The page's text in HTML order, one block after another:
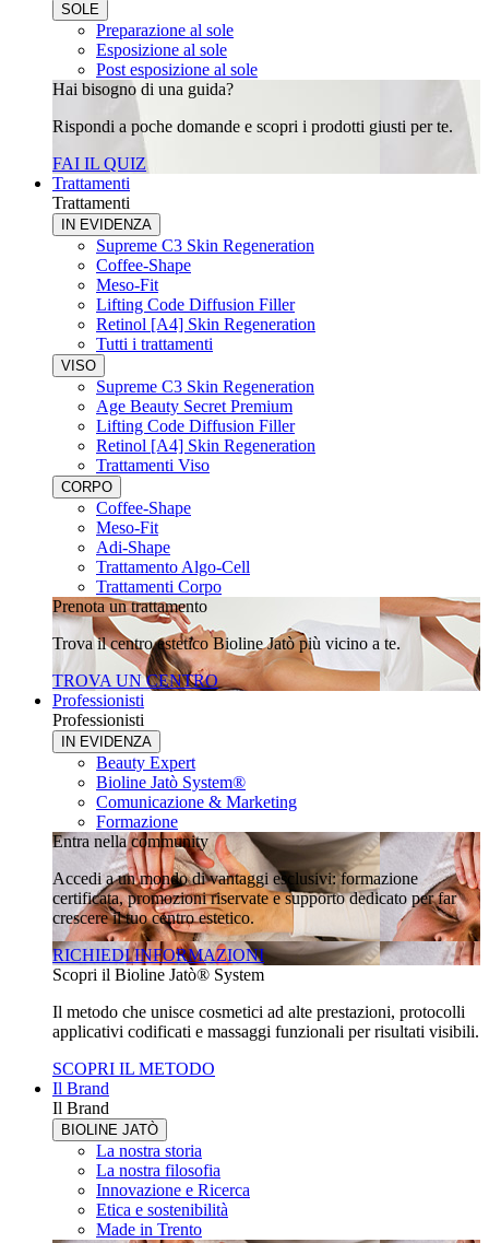
SOLE
Preparazione al sole
Esposizione al sole
Post esposizione al sole
Hai bisogno di una guida?
Rispondi a poche domande e scopri i prodotti giusti per te.
FAI IL QUIZ
Trattamenti
Trattamenti
IN EVIDENZA
Supreme C3 Skin Regeneration
Coffee-Shape
Meso-Fit
Lifting Code Diffusion Filler
Retinol [A4] Skin Regeneration
Tutti i trattamenti
VISO
Supreme C3 Skin Regeneration
Age Beauty Secret Premium
Lifting Code Diffusion Filler
Retinol [A4] Skin Regeneration
Trattamenti Viso
CORPO
Coffee-Shape
Meso-Fit
Adi-Shape
Trattamento Algo-Cell
Trattamenti Corpo
Prenota un trattamento
Trova il centro estetico Bioline Jatò più vicino a te.
TROVA UN CENTRO
Professionisti
Professionisti
IN EVIDENZA
Beauty Expert
Bioline Jatò System®
Comunicazione & Marketing
Formazione
Entra nella community
Accedi a un mondo di vantaggi esclusivi: formazione
certificata, promozioni riservate e supporto dedicato per far
crescere il tuo centro estetico.
RICHIEDI INFORMAZIONI
Scopri il Bioline Jatò® System
Il metodo che unisce cosmetici ad alte prestazioni, protocolli
applicativi codificati e massaggi funzionali per risultati visibili.
SCOPRI IL METODO
Il Brand
Il Brand
BIOLINE JATÒ
La nostra storia
La nostra filosofia
Innovazione e Ricerca
Etica e sostenibilità
Made in Trento